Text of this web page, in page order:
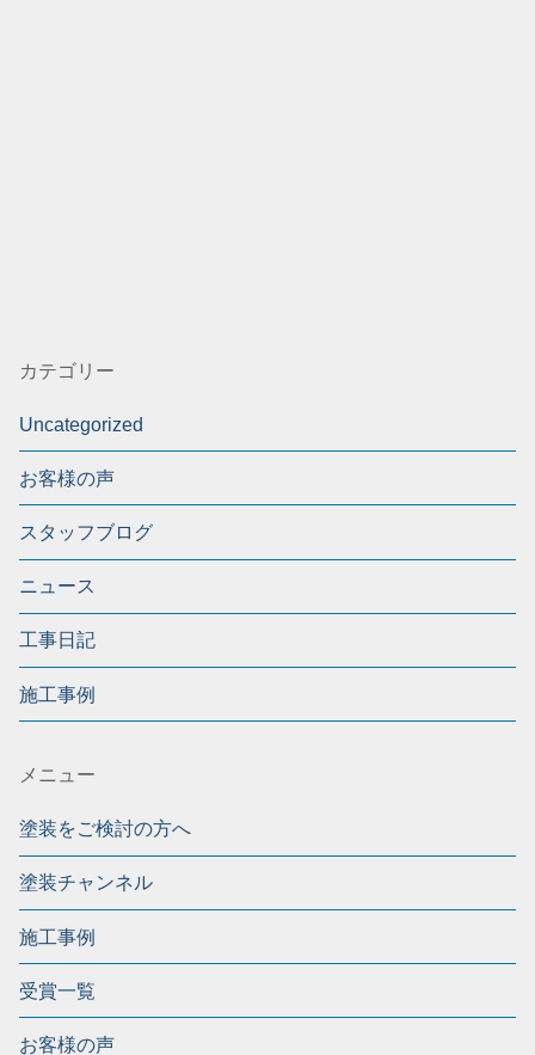
カテゴリー
Uncategorized
お客様の声
スタッフブログ
ニュース
工事日記
施工事例
メニュー
塗装をご検討の方へ
塗装チャンネル
施工事例
受賞一覧
お客様の声